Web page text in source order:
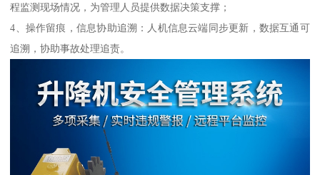
程监测现场情况，为管理人员提供数据决策支撑；
4、操作留痕，信息协助追溯：人机信息云端同步更新，数据互通可
追溯，协助事故处理追责。